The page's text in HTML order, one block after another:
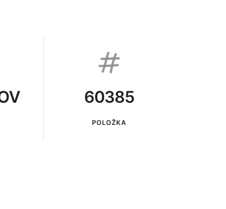
60385
POLOŽKA